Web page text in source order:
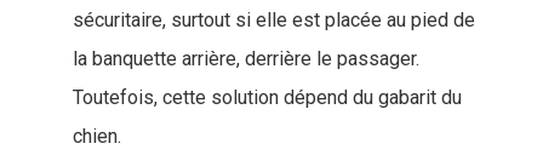
sécuritaire, surtout si elle est placée au pied de
la banquette arrière, derrière le passager.
Toutefois, cette solution dépend du gabarit du
chien.